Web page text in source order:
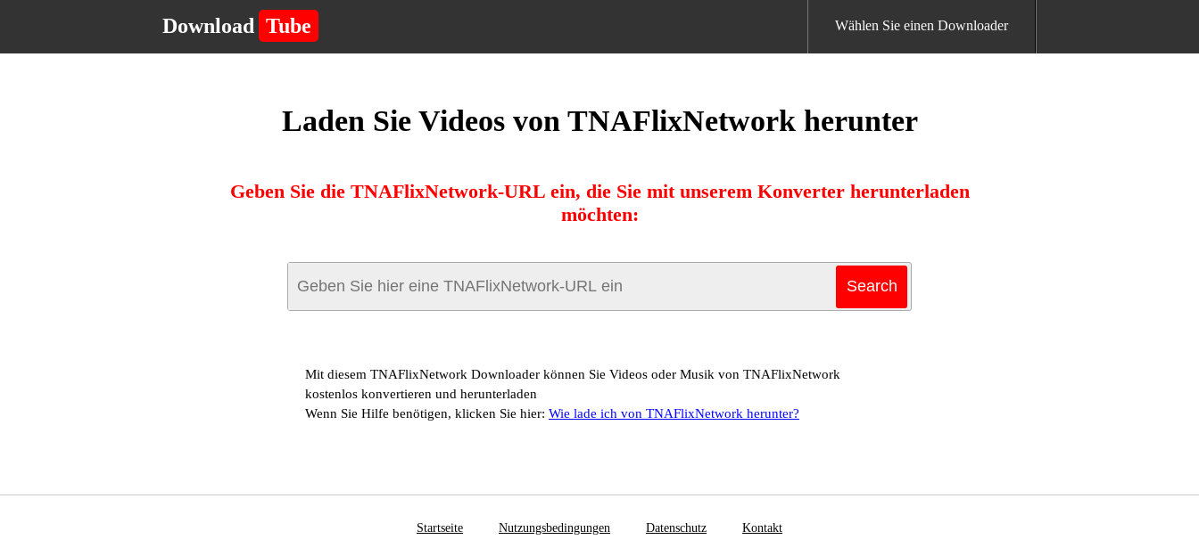
Download Tube Wählen Sie einen Downloader
Laden Sie Videos von TNAFlixNetwork herunter
Geben Sie die TNAFlixNetwork-URL ein, die Sie mit unserem Konverter herunterladen
möchten:
Mit diesem TNAFlixNetwork Downloader können Sie Videos oder Musik von TNAFlixNetwork
kostenlos konvertieren und herunterladen
Wenn Sie Hilfe benötigen, klicken Sie hier: Wie lade ich von TNAFlixNetwork herunter?
Startseite Nutzungsbedingungen Datenschutz Kontakt